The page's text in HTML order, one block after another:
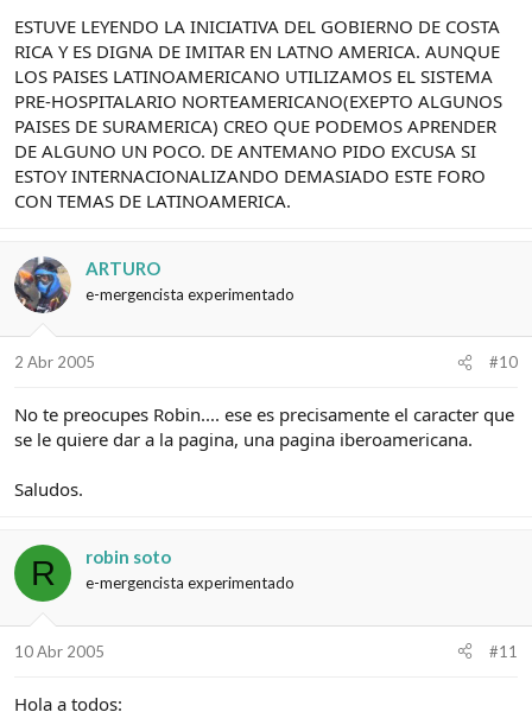
ESTUVE LEYENDO LA INICIATIVA DEL GOBIERNO DE COSTA
RICA Y ES DIGNA DE IMITAR EN LATNO AMERICA. AUNQUE
LOS PAISES LATINOAMERICANO UTILIZAMOS EL SISTEMA
PRE-HOSPITALARIO NORTEAMERICANO(EXEPTO ALGUNOS
PAISES DE SURAMERICA) CREO QUE PODEMOS APRENDER
DE ALGUNO UN POCO. DE ANTEMANO PIDO EXCUSA SI
ESTOY INTERNACIONALIZANDO DEMASIADO ESTE FORO
CON TEMAS DE LATINOAMERICA.
ARTURO
e-mergencista experimentado
2 Abr 2005 #10
No te preocupes Robin.... ese es precisamente el caracter que
se le quiere dar a la pagina, una pagina iberoamericana.
Saludos.
R robin soto
e-mergencista experimentado
10 Abr 2005 #11
Hola a todos: